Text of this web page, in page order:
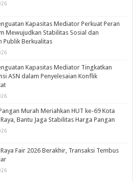
Kapasitas Mediator Perkuat Peran
Mewujudkan Stabilitas Sosial dan
Publik Berkualitas
Kapasitas Mediator Tingkatkan
ASN dalam Penyelesaian Konflik
Murah Meriahkan HUT ke-69 Kota
Bantu Jaga Stabilitas Harga Pangan
Fair 2026 Berakhir, Transaksi Tembus